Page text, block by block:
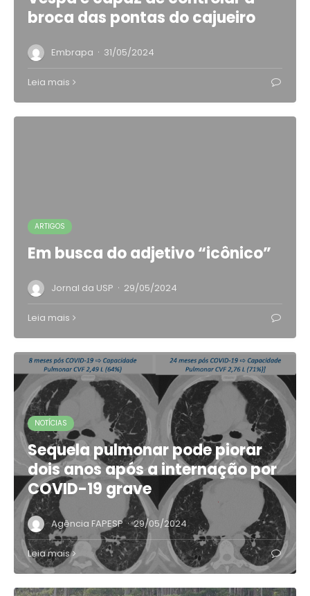
broca das pontas do cajueiro
Embrapa · 31/05/2024
Leia mais
ARTIGOS
Em busca do adjetivo “icônico”
Jornal da USP · 29/05/2024
Leia mais
NOTÍCIAS
Sequela pulmonar pode piorar
dois anos após a internação por
COVID-19 grave
Agência FAPESP · 29/05/2024
Leia mais